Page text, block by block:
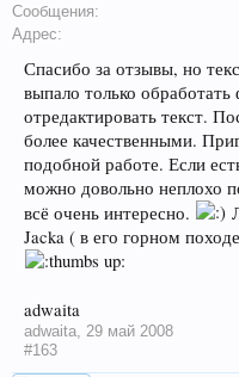
Сообщения:
Адрес:
Спасибо за отзывы, но
выпало только
отредактировать текст.
более качественными.
подобной работе. Если
можно довольно неплохо
всё очень интересно.
Jacka ( в его горном
adwaita
adwaita, 29 май 2008
#163